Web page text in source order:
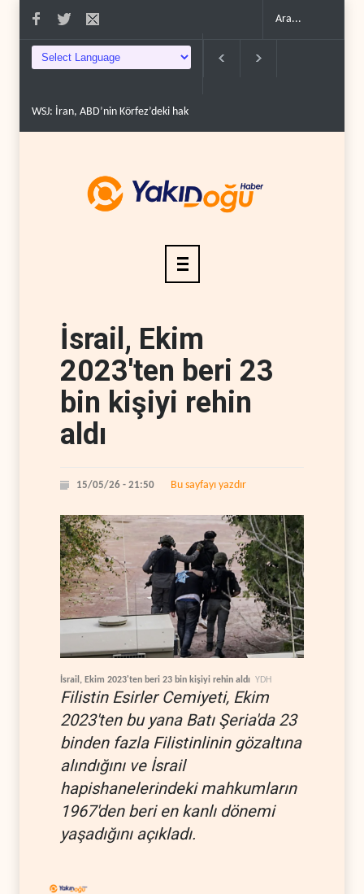
WSJ: İran, ABD’nin Körfez’deki hakimiyetini sona erdir..
İsrail, Ekim
2023'ten beri 23
bin kişiyi rehin
aldı
15/05/26 - 21:50 Bu sayfayı yazdır
İsrail, Ekim 2023'ten beri 23 bin kişiyi rehin aldı YDH
Filistin Esirler Cemiyeti, Ekim
2023'ten bu yana Batı Şeria'da 23
binden fazla Filistinlinin gözaltına
alındığını ve İsrail
hapishanelerindeki mahkumların
1967'den beri en kanlı dönemi
yaşadığını açıkladı.